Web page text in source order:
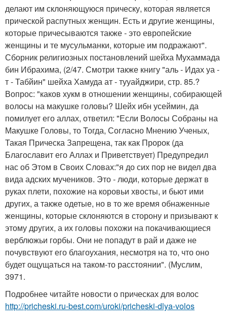
делают им склоняющуюся прическу, которая является
прической распутных женщин. Есть и другие женщины,
которые причесываются также - это европейские
женщины и те мусульманки, которые им подражают".
Сборник религиозных постановлений шейха Мухаммада
бин Ибрахима, (2/47. Смотри также книгу "аль - Идах уа -
т - Табйин" шейха Хамуда ат - тууайджири, стр. 85.?
Вопрос: "каков хукм в отношении женщины, собирающей
волосы на макушке головы? Шейх ибн усеймин, да
помилует его аллах, ответил: "Если Волосы Собраны на
Макушке Головы, то Тогда, Согласно Мнению Ученых,
Такая Прическа Запрещена, так как Пророк (да
Благославит его Аллах и Приветствует) Предупредил
нас об Этом в Своих Словах:"я до сих пор не видел два
вида адских мучеников. Это - люди, которые держат в
руках плети, похожие на коровьи хвосты, и бьют ими
других, а также одетые, но в то же время обнаженные
женщины, которые склоняются в сторону и призывают к
этому других, а их головы похожи на покачивающиеся
верблюжьи горбы. Они не попадут в рай и даже не
почувствуют его благоухания, несмотря на то, что оно
будет ощущаться на таком-то расстоянии". (Муслим,
3971.
Подробнее читайте новости о прическах для волос
http://pricheski.ru-best.com/uroki/pricheski-dlya-volos